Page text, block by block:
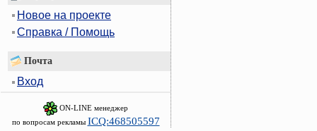
Новое на проекте
Справка / Помощь
Почта
Вход
ON-LINE менеджер
по вопросам рекламы ICQ:468505597